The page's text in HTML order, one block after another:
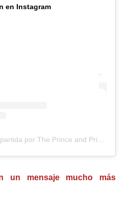
en Instagram
Una publicación compartida por The Prince and Princess of Wales (@princeandprincessofwales)
un mensaje mucho más